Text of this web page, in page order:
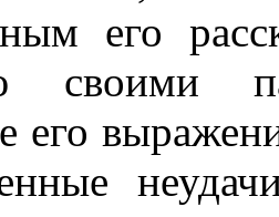
его
своими
его